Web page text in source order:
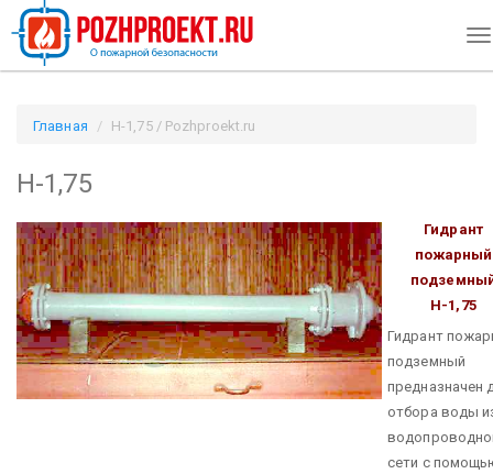
Главная Н-1,75 / Pozhproekt.ru
Н-1,75
Гидрант
пожарный
Н-1,75
Гидрант
подземный
предназначен
отбора воды
сети с